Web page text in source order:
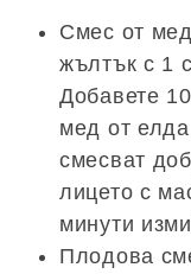
Смес от
жълтък с 1
Добавете
мед от
смесват
лицето с
минути
Плодова